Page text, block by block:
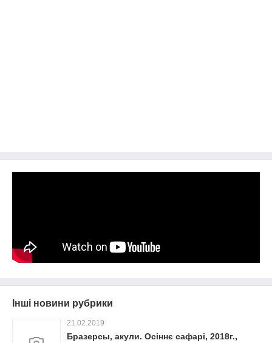
Інші новини рубрики
21.02.2019
Бразерсы, акули. Осіннє сафарі, 2018г.,